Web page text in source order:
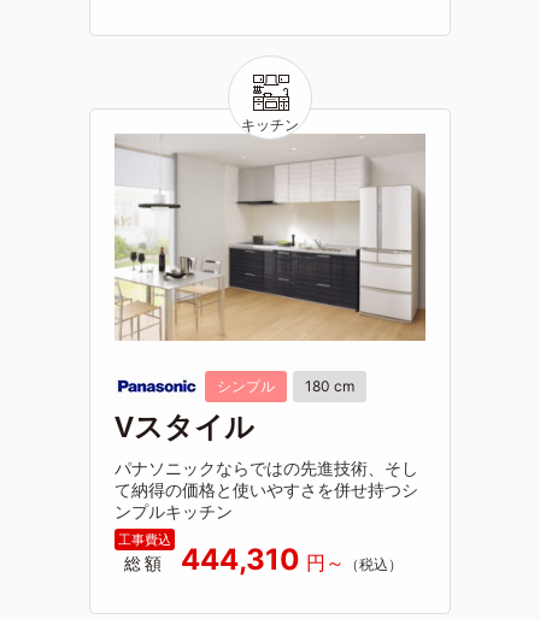
シンプル 180 cm
Vスタイル
パナソニックならではの先進技術、そし
て納得の価格と使いやすさを併せ持つシ
ンプルキッチン
総額 444,310